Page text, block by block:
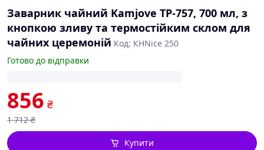
Заварник чайний Kamjove TP-757, 700 мл, з
кнопкою зливу та термостійким склом для
чайних церемоній Код: КНNice 250
Готово до відправки
856 ₴
1 712 ₴
Купити